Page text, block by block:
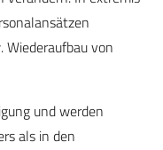
von
und werden
als in den